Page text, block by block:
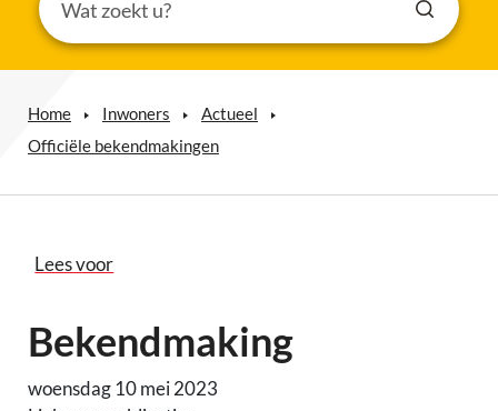
Home Inwoners
Actueel
Officiële bekendmakingen
Lees voor
Bekendmaking
woensdag 10 mei 2023